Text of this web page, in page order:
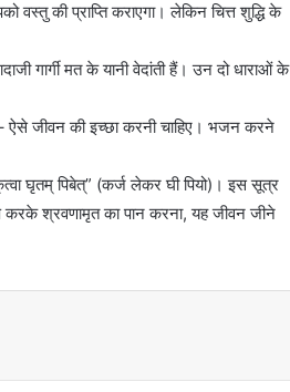
वस्तु की प्राप्ति कराएगा। लेकिन चित्त शुद्धि के
गार्गी मत के यानी वेदांती हैं। उन दो धाराओं के
ऐसे जीवन की इच्छा करनी चाहिए। भजन करने
घृतम् पिबेत्” (कर्ज लेकर घी पियो)। इस सूत्र
करके श्रवणामृत का पान करना, यह जीवन जीने